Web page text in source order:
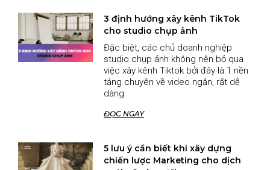
3 định hướng xây kênh TikTok
cho studio chụp ảnh
Đặc biệt, các chủ doanh nghiệp
studio chụp ảnh không nên bỏ qua
việc xây kênh Tiktok bởi đây là 1 nền
tảng chuyên về video ngắn, rất dễ
dàng
ĐỌC NGAY
5 lưu ý cần biết khi xây dựng
chiến lược Marketing cho dịch